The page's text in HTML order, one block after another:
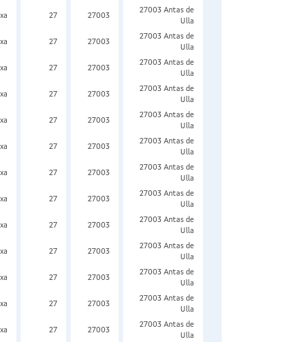
27 27003
27003 Antas de
Ulla
27 27003
27003 Antas de
Ulla
27 27003
27003 Antas de
Ulla
27 27003
27003 Antas de
Ulla
27 27003
27003 Antas de
Ulla
27 27003
27003 Antas de
Ulla
27 27003
27003 Antas de
Ulla
27 27003
27003 Antas de
Ulla
27 27003
27003 Antas de
Ulla
27 27003
27003 Antas de
Ulla
27 27003
27003 Antas de
Ulla
27 27003
27003 Antas de
Ulla
27 27003
27003 Antas de
Ulla